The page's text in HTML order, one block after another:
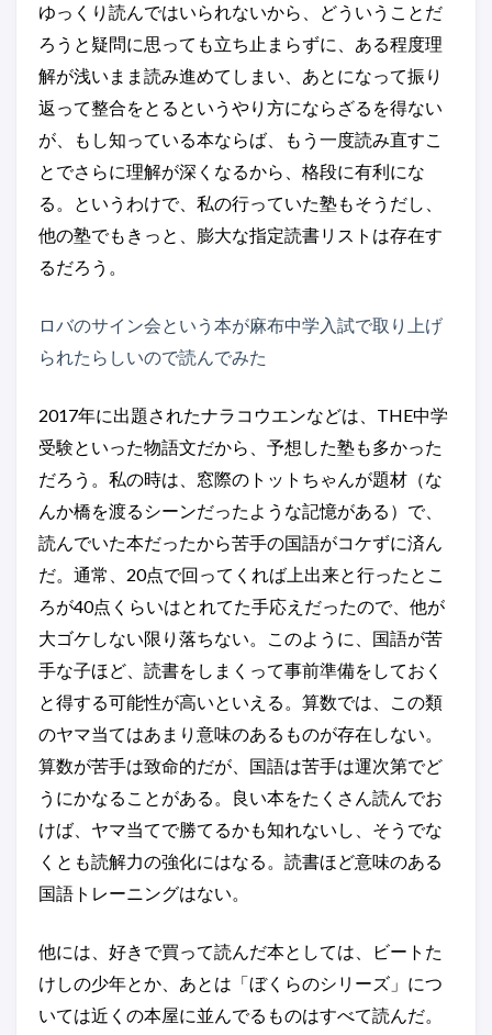
ゆっくり読んではいられないから、どういうことだ
ろうと疑問に思っても立ち止まらずに、ある程度理
解が浅いまま読み進めてしまい、あとになって振り
返って整合をとるというやり方にならざるを得ない
が、もし知っている本ならば、もう一度読み直すこ
とでさらに理解が深くなるから、格段に有利にな
る。というわけで、私の行っていた塾もそうだし、
他の塾でもきっと、膨大な指定読書リストは存在す
るだろう。
ロバのサイン会という本が麻布中学入試で取り上げ
られたらしいので読んでみた
2017年に出題されたナラコウエンなどは、THE中学
受験といった物語文だから、予想した塾も多かった
だろう。私の時は、窓際のトットちゃんが題材（な
んか橋を渡るシーンだったような記憶がある）で、
読んでいた本だったから苦手の国語がコケずに済ん
だ。通常、20点で回ってくれば上出来と行ったとこ
ろが40点くらいはとれてた手応えだったので、他が
大ゴケしない限り落ちない。このように、国語が苦
手な子ほど、読書をしまくって事前準備をしておく
と得する可能性が高いといえる。算数では、この類
のヤマ当てはあまり意味のあるものが存在しない。
算数が苦手は致命的だが、国語は苦手は運次第でど
うにかなることがある。良い本をたくさん読んでお
けば、ヤマ当てで勝てるかも知れないし、そうでな
くとも読解力の強化にはなる。読書ほど意味のある
国語トレーニングはない。
他には、好きで買って読んだ本としては、ビートた
けしの少年とか、あとは「ぼくらのシリーズ」につ
いては近くの本屋に並んでるものはすべて読んだ。